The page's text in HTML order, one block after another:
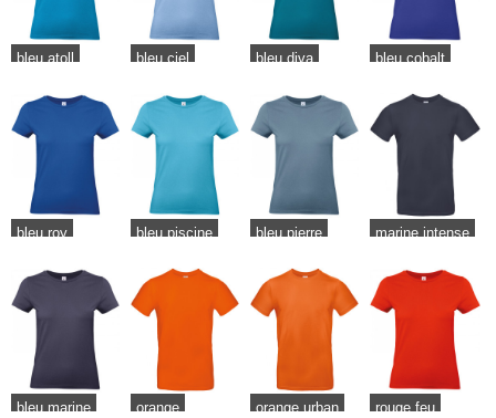
bleu atoll bleu ciel bleu diva bleu cobalt
bleu roy bleu piscine bleu pierre marine intense
bleu marine orange orange urban rouge feu